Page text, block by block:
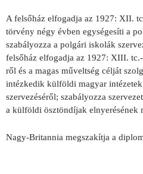
A felsőház elfogadja az 1927: XII.
törvény négy évben egységesíti a
szabályozza a polgári iskolák
felsőház elfogadja az 1927: XIII.
ről és a magas műveltség célját
intézkedik külföldi ma­gyar
szervezéséről; szabályozza
a kül­földi ösztöndíjak elnyerésének
Nagy-Britannia megszakítja a